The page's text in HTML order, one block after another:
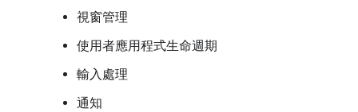
視窗管理
使用者應用程式生命週期
輸入處理
通知